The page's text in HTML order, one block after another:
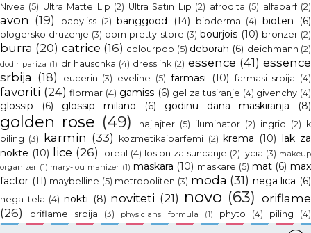
Nivea (5) Ultra Matte Lip (2) Ultra Satin Lip (2) afrodita (5) alfaparf (2)
avon (19) babyliss (2) banggood (14) bioderma (4) bioten (6)
blogersko druzenje (3) born pretty store (3) bourjois (10) bronzer (2)
burra (20) catrice (16) colourpop (5) deborah (6) deichmann (2)
dodir pariza (1) dr hauschka (4) dresslink (2) essence (41) essence
srbija (18) eucerin (3) eveline (5) farmasi (10) farmasi srbija (4)
favoriti (24) flormar (4) gamiss (6) gel za tusiranje (4) givenchy (4)
glossip (6) glossip milano (6) godinu dana maskiranja (8)
golden rose (49) hajlajter (5) iluminator (2) ingrid (2)
k
piling (3) karmin (33) kozmetikaiparfemi (2) krema (10) lak za
nokte (10) lice (26) loreal (4) losion za suncanje (2) lycia (3) makeup
organizer (1) mary-lou manizer (1) maskara (10) maskare (5) mat (6) max
factor (11) maybelline (5) metropoliten (3) moda (31) nega lica (6)
nega tela (4) nokti (8) noviteti (21) novo (63) oriflame
(26)
oriflame srbija (3) physicians formula (1) phyto (4) piling (4)
potroseno (7) puder (7) pupa (5) ruz (12) sabi handmade (2)